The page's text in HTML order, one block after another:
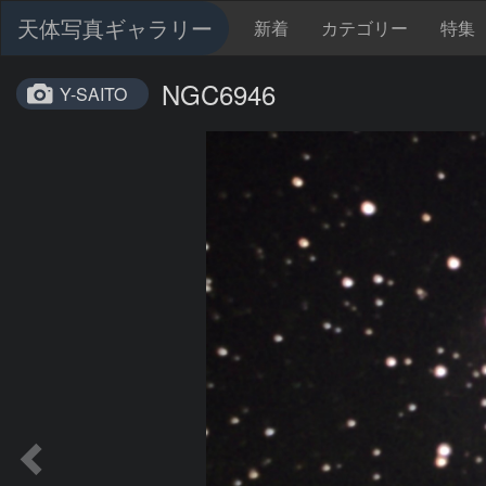
天体写真ギャラリー 新着 カテゴリー 特集
Y-SAITO NGC6946